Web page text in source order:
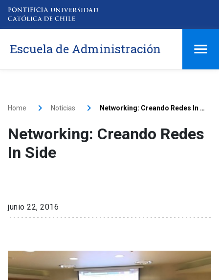
Escuela de Administración
Home Noticias Networking: Creando Redes In Side
Networking: Creando Redes
In Side
junio 22, 2016